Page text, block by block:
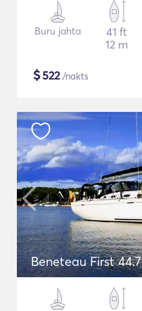
Buru jahta
41 ft
12 m
$522/nakts
Beneteau First 44.7